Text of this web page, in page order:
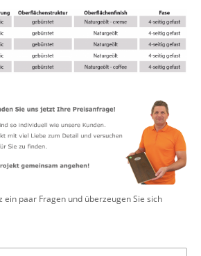
ein paar Fragen und überzeugen Sie sich